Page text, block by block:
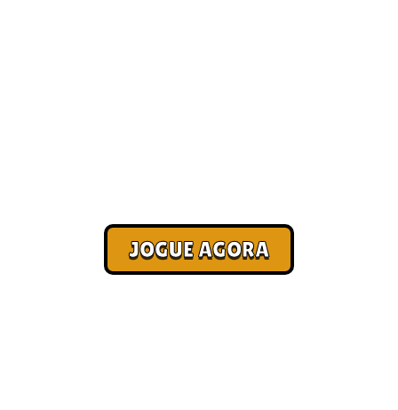
JOGUE AGORA